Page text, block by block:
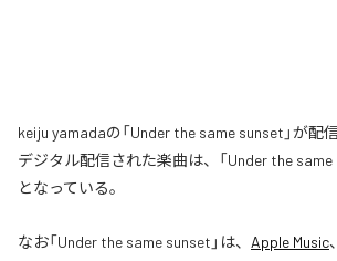
keiju yamadaの「Under the same sunset」が配
デジタル配信された楽曲は、「Under the same
となっている。
なお「Under the same sunset 」は、 Apple Music、